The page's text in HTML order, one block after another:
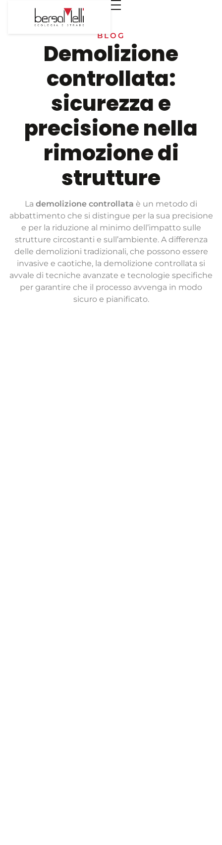
BLOG
Demolizione
controllata:
sicurezza e
precisione nella
rimozione di
strutture
La demolizione controllata è un metodo di
abbattimento che si distingue per la sua precisione
e per la riduzione al minimo dell’impatto sulle
strutture circostanti e sull’ambiente. A differenza
delle demolizioni tradizionali, che possono essere
invasive e caotiche, la demolizione controllata si
avvale di tecniche avanzate e tecnologie specifiche
per garantire che il processo avvenga in modo
sicuro e pianificato.